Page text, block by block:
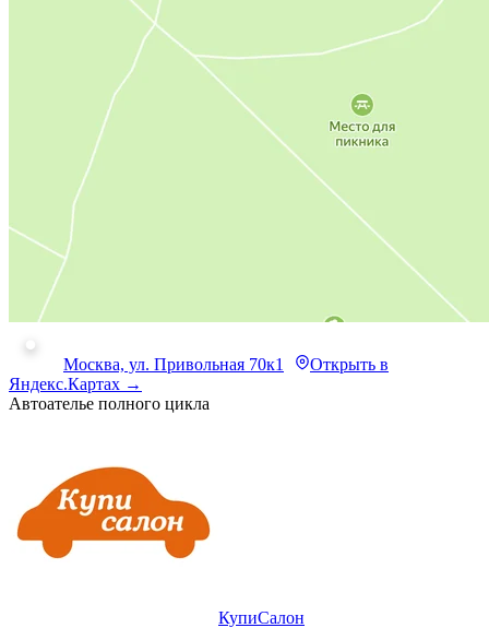
Москва, ул. Привольная 70к1
Открыть в
Яндекс.Картах →
Автоателье полного цикла
КупиСалон